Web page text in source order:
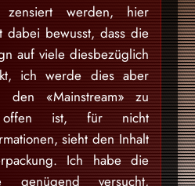
zensiert werden, hier
dabei bewusst, dass die
auf viele diesbezüglich
ich werde dies aber
den «Mainstream» zu
offen ist, für nicht
sieht den Inhalt
Ich habe die
versucht,